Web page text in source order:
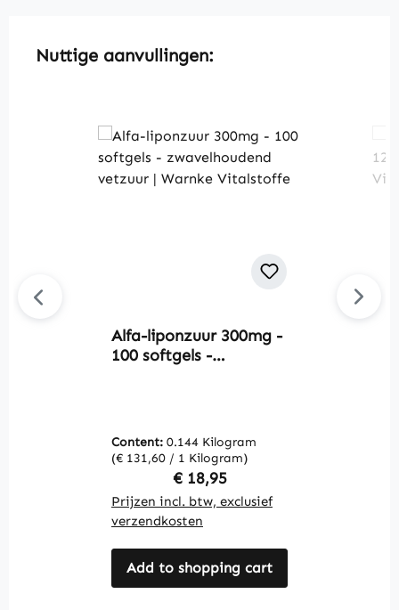
Skip product gallery
Nuttige aanvullingen:
Alfa-liponzuur 300mg -
100 softgels -
Content: 0.144 Kilogram
(€ 131,60 / 1 Kilogram)
Regular price:
€ 18,95
Prijzen incl. btw, exclusief
verzendkosten
Add to shopping cart